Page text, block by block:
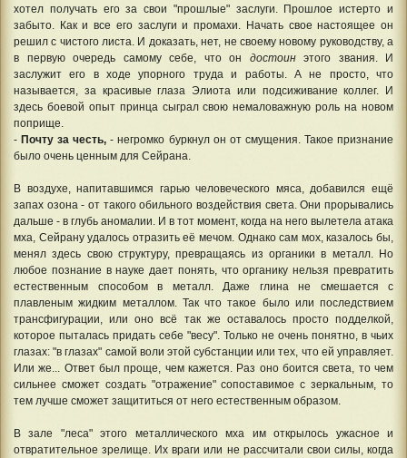
хотел получать его за свои "прошлые" заслуги. Прошлое истерто и
забыто. Как и все его заслуги и промахи. Начать свое настоящее он
решил с чистого листа. И доказать, нет, не своему новому руководству, а
в первую очередь самому себе, что он достоинэтого звания. И
заслужит его в ходе упорного труда и работы. А не просто, что
называется, за красивые глаза Элиота или подсиживание коллег. И
здесь боевой опыт принца сыграл свою немаловажную роль на новом
поприще.
-Почту за честь,- негромко буркнул он от смущения. Такое признание
было очень ценным для Сейрана.
В воздухе, напитавшимся гарью человеческого мяса, добавился ещё
запах озона - от такого обильного воздействия света. Они прорывались
дальше - в глубь аномалии. И в тот момент, когда на него вылетела атака
мха, Сейрану удалось отразить её мечом. Однако сам мох, казалось бы,
менял здесь свою структуру, превращаясь из органики в металл. Но
любое познание в науке дает понять, что органику нельзя превратить
естественным способом в металл. Даже глина не смешается с
плавленым жидким металлом. Так что такое было или последствием
трансфигурации, или оно всё так же оставалось просто подделкой,
которое пыталась придать себе "весу". Только не очень понятно, в чьих
глазах: "в глазах" самой воли этой субстанции или тех, что ей управляет.
Или же... Ответ был проще, чем кажется. Раз оно боится света, то чем
сильнее сможет создать "отражение" сопоставимое с зеркальным, то
тем лучше сможет защититься от него естественным образом.
В зале "леса" этого металлического мха им открылось ужасное и
отвратительное зрелище. Их враги или не рассчитали свои силы, когда